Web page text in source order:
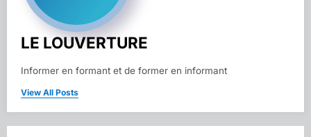
LE LOUVERTURE
Informer en formant et de former en informant
View All Posts